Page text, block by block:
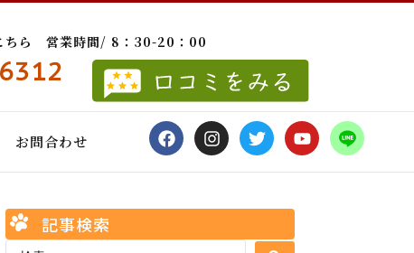
ちら 営業時間/ 8：30-20：00
お問合わせ
記事検索